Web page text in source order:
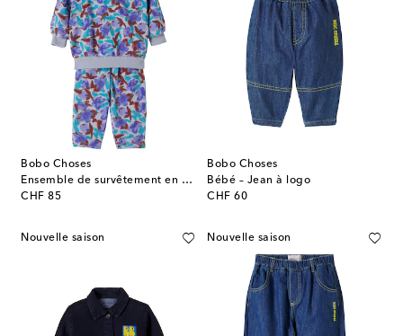
Bobo Choses
Ensemble de survêtement en coton mélangé
CHF 85
original price
Bobo Choses
Bébé – Jean à logo
CHF 60
original price
Nouvelle saison Nouvelle saison